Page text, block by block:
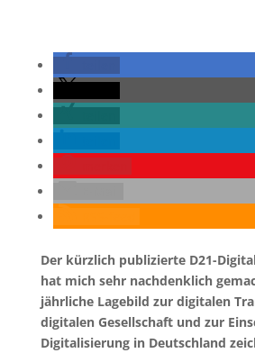
Der kürzlich publizierte D21-
hat mich sehr nachdenklich
jährliche Lagebild zur digitalen
digitalen Gesellschaft und zur
Digitalisierung in Deutschland